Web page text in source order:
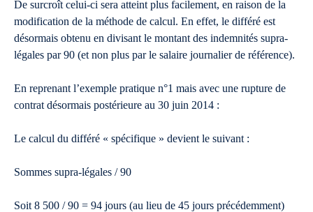
De surcroît celui-ci sera atteint plus facilement, en raison de la
modification de la méthode de calcul. En effet, le différé est
désormais obtenu en divisant le montant des indemnités supra-
légales par 90 (et non plus par le salaire journalier de référence).
En reprenant l’exemple pratique n°1 mais avec une rupture de
contrat désormais postérieure au 30 juin 2014 :
Le calcul du différé « spécifique » devient le suivant :
Sommes supra-légales / 90
Soit 8 500 / 90 = 94 jours (au lieu de 45 jours précédemment)